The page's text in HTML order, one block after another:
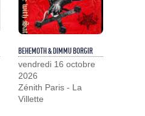
BEHEMOTH & DIMMU BORGIR
vendredi 16 octobre
2026
Zénith Paris - La
Villette